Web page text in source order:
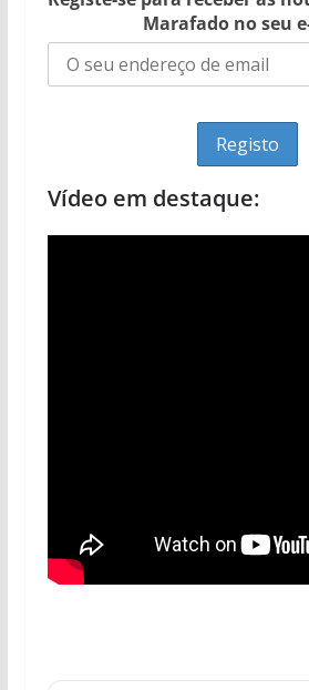
Marafado no seu
Vídeo em destaque: